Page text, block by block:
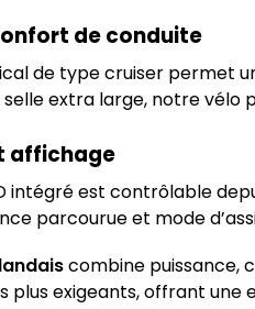
de conduite
de type cruiser permet
selle extra large, notre vélo
affichage
intégré est contrôlable
parcourue et mode
combine puissance,
plus exigeants, offrant